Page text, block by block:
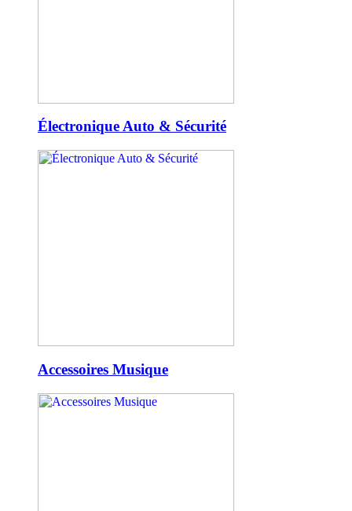
Électronique Auto & Sécurité
Accessoires Musique